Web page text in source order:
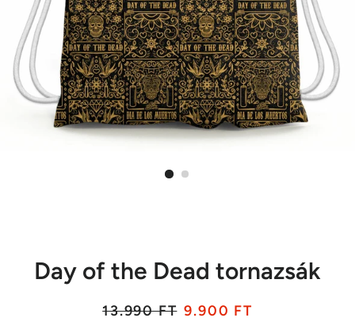
Day of the Dead tornazsák
Listaár
13.990 FT Akciós
9.900 FT